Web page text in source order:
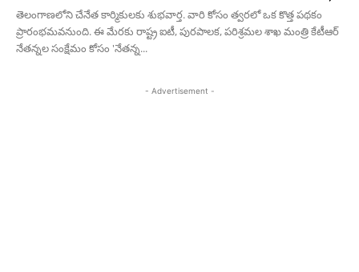
తెలంగాణలోని చేనేత కార్మికులకు శుభవార్త. వారి కోసం త్వరలో ఒక కొత్త పథకం
ప్రారంభమవనుంది. ఈ మేరకు రాష్ట్ర ఐటీ, పురపాలక, పరిశ్రమల శాఖ మంత్రి కేటీఆర్
నేతన్నల సంక్షేమం కోసం 'నేతన్న...
- Advertisement -